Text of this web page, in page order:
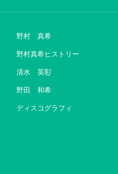
野村 真希
野村真希ヒストリー
清水 英彰
野田 和希
ディスコグラフィ